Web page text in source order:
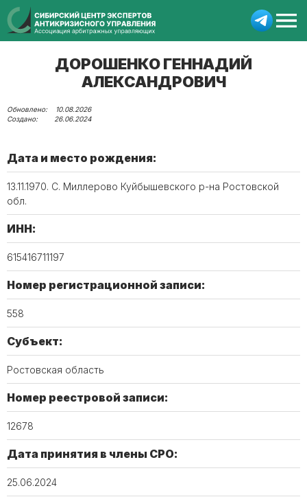
ДОРОШЕНКО ГЕННАДИЙ
АЛЕКСАНДРОВИЧ
10.08.2026
26.06.2024
Дата и место рождения:
13.11.1970. С. Миллерово Куйбышевского р-на Ростовской
обл.
ИНН:
615416711197
Номер регистрационной записи:
558
Субъект:
Ростовская область
Номер реестровой записи:
12678
Дата принятия в члены СРО:
25.06.2024